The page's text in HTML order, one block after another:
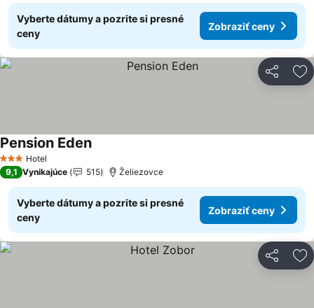
Vyberte dátumy a pozrite si presné
ceny
Zobraziť ceny
Zdieľať
3 Počet hviezdičiek
Hotel
Pension EdenZobraziť ceny
9,1 Vynikajúce 515 Želiezovce
Vyberte dátumy a pozrite si presné
ceny
Zobraziť ceny
Zdieľať